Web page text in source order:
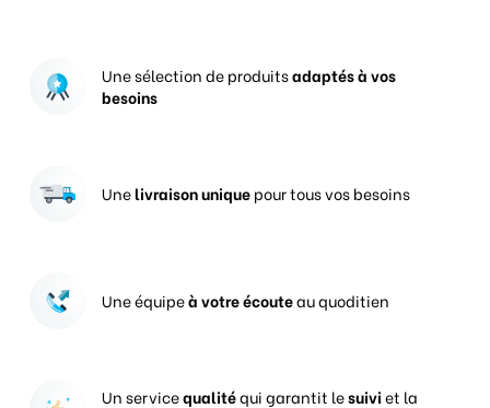
Une sélection de produitsadaptés à vos
besoins
Unelivraison uniquepour tous vos besoins
Une équipeà votre écouteau quoditien
Un servicequalitéqui garantit lesuiviet la